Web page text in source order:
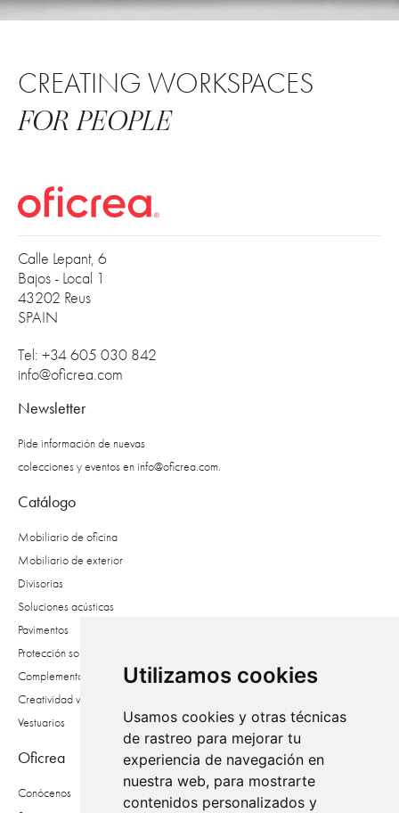
Utilizamos cookies
Usamos cookies y otras técnicas
de rastreo para mejorar tu
experiencia de navegación en
nuestra web, para mostrarte
contenidos personalizados y
CREATING WORKSPACES
FOR PEOPLE
Calle Lepant, 6
Bajos - Local 1
43202 Reus
SPAIN
Tel: +34 605 030 842
info@oficrea.com
Newsletter
Pide información de nuevas
colecciones y eventos eninfo@oficrea.com.
Catálogo
Mobiliario de oficina
Mobiliario de exterior
Divisorias
Soluciones acústicas
Pavimentos
Protección solar
Complementos
Creatividad vegetal
Vestuarios
Oficrea
Conócenos